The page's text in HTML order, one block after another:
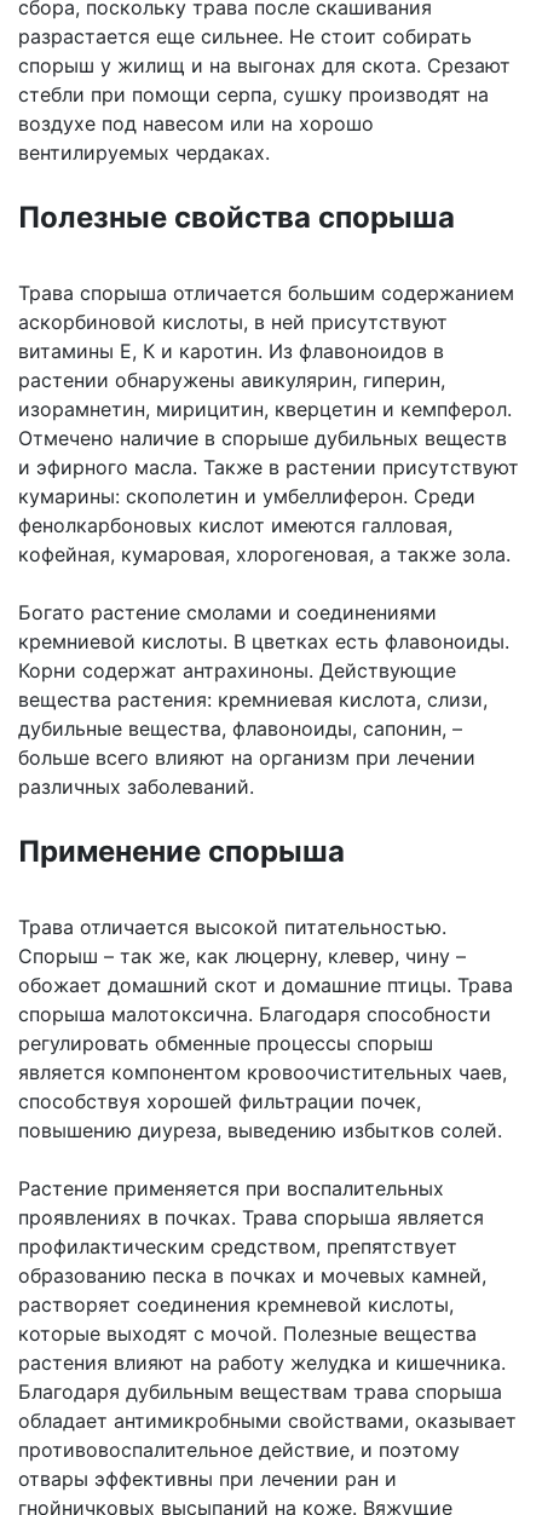
сбора, поскольку трава после скашивания
разрастается еще сильнее. Не стоит собирать
спорыш у жилищ и на выгонах для скота. Срезают
стебли при помощи серпа, сушку производят на
воздухе под навесом или на хорошо
вентилируемых чердаках.
Полезные свойства спорыша
Трава спорыша отличается большим содержанием
аскорбиновой кислоты, в ней присутствуют
витамины Е, К и каротин. Из флавоноидов в
растении обнаружены авикулярин, гиперин,
изорамнетин, мирицитин, кверцетин и кемпферол.
Отмечено наличие в спорыше дубильных веществ
и эфирного масла. Также в растении присутствуют
кумарины: скополетин и умбеллиферон. Среди
фенолкарбоновых кислот имеются галловая,
кофейная, кумаровая, хлорогеновая, а также зола.
Богато растение смолами и соединениями
кремниевой кислоты. В цветках есть флавоноиды.
Корни содержат антрахиноны. Действующие
вещества растения: кремниевая кислота, слизи,
дубильные вещества, флавоноиды, сапонин, –
больше всего влияют на организм при лечении
различных заболеваний.
Применение спорыша
Трава отличается высокой питательностью.
Спорыш – так же, как люцерну, клевер, чину –
обожает домашний скот и домашние птицы. Трава
спорыша малотоксична. Благодаря способности
регулировать обменные процессы спорыш
является компонентом кровоочистительных чаев,
способствуя хорошей фильтрации почек,
повышению диуреза, выведению избытков солей.
Растение применяется при воспалительных
проявлениях в почках. Трава спорыша является
профилактическим средством, препятствует
образованию песка в почках и мочевых камней,
растворяет соединения кремневой кислоты,
которые выходят с мочой. Полезные вещества
растения влияют на работу желудка и кишечника.
Благодаря дубильным веществам трава спорыша
обладает антимикробными свойствами, оказывает
противовоспалительное действие, и поэтому
отвары эффективны при лечении ран и
гнойничковых высыпаний на коже. Вяжущие